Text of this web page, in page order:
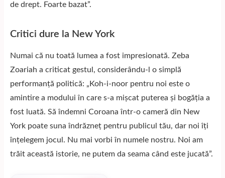
de drept. Foarte bazat”.
Critici dure la New York
Numai că nu toată lumea a fost impresionată. Zeba
Zoariah a criticat gestul, considerându-l o simplă
performanță politică: „Koh-i-noor pentru noi este o
amintire a modului în care s-a mișcat puterea și bogăția a
fost luată. Să îndemni Coroana într-o cameră din New
York poate suna îndrăzneț pentru publicul tău, dar noi îți
înțelegem jocul. Nu mai vorbi în numele nostru. Noi am
trăit această istorie, ne putem da seama când este jucată”.